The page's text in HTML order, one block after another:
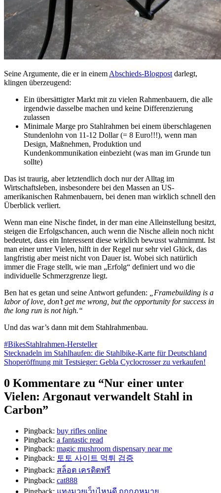
Seine Argumente, die er in einemAbschieds-Blogpostdarlegt,
klingen überzeugend:
Ein übersättigter Markt mit zu vielen Rahmenbauern, die alle
irgendwie dasselbe machen und keine Differenzierung
zulassen
Minimale Marge pro Stahlrahmen bei einem überschlagenen
Stundenlohn von 11-12 Dollar (= 8 Euro!!!), wenn man
Design, Maßnehmen, Produktion und
Kundenkommunikation einbezieht (was man im Grunde tun
sollte)
Das ist traurig, aber letztendlich doch nur der Alltag im
Wirtschaftsleben, insbesondere bei den Massen an US-
amerikanischen Rahmenbauern, bei denen man wirklich schnell den
Überblick verliert.
Wenn man eine Nische findet, in der man eine Alleinstellung besitzt,
steigen die Erfolgschancen, auch wenn die Nische allein noch nicht
bedeutet, dass ein Interessent diese wirklich bewusst wahrnimmt. Ist
man einer unter Vielen, hilft in der Regel nur sehr viel Glück, das
langfristig aber meist nicht von Dauer ist. Wobei sich natürlich
immer die Frage stellt, wie man „Erfolg“ definiert und wo die
individuelle Schmerzgrenze liegt.
Ben hat es getan und seine Antwort gefunden: „Framebuilding is a
labor of love, don’t get me wrong, but the opportunity for success in
the long run is not high.“
Und das war’s dann mit dem Stahlrahmenbau.
#BikesStahlrahmen-Hersteller
Beitragsnavigation
Stecknadeln im Stahlhaufen: die Stahlbike-Karte für Deutschland
Shoperöffnung mit Testsieger: Gebla Cyclocrosser zu verkaufen!
0 Kommentare zu “Nur einer unter
Vielen: Argonaut verwandelt Stahl in
Carbon”
Pingback: buy rifles online
Pingback: a fantastic read
Pingback: magic mushroom dispensary near me​
Pingback: 토토 사이트 먹튀 검증
Pingback: สล็อต เครดิตฟรี
Pingback: cat888